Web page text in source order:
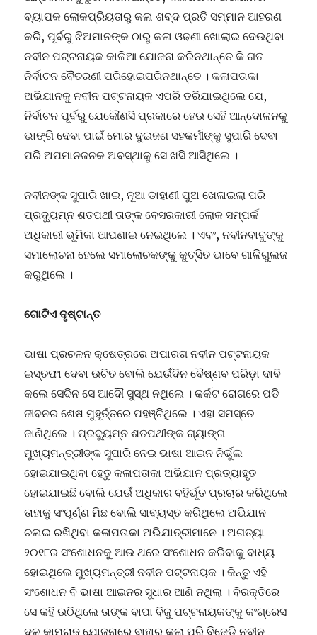
ବ୍ୟାପକ ଲୋକପ୍ରିୟତାରୁ କଳା ଶବ୍ଦ ପ୍ରତି ସମ୍ମାନ ଆହରଣ
କରି, ପୂର୍ବରୁ ଝିଅମାନଙ୍କ ଠାରୁ କଳା ଓଢଣୀ ଖୋଲାଇ ଦେଉଥିବା
ନବୀନ ପଟ୍ଟନାୟକ କାଳିଆ ଯୋଜନା କରିନଥାନ୍ତେ କି ଗତ
ନିର୍ବାଚନ ବୈତରଣୀ ପରିହୋଇପରିନଥାନ୍ତେ । କଳାପତାକା
ଅଭିଯାନକୁ ନବୀନ ପଟ୍ଟନାୟକ ଏପରି ଡରିଯାଇଥିଲେ ଯେ,
ନିର୍ବାଚନ ପୂର୍ବରୁ ଯେକୌଣସି ପ୍ରକାରେ ହେଉ ସେହି ଆନ୍ଦୋଳନକୁ
ଭାଙ୍ଗି ଦେବା ପାଇଁ ମୋର ଦୁଇଜଣ ସହକର୍ମୀଙ୍କୁ ସୁପାରି ଦେବା
ପରି ଅପମାନଜନକ ଅବସ୍ଥାକୁ ସେ ଖସି ଆସିଥିଲେ ।
ନବୀନଙ୍କ ସୁପାରି ଖାଇ, ନୂଆ ଡାହାଣୀ ପୁଅ ଖେଳାଇଲା ପରି
ପ୍ରଦ୍ୟୁମ୍ନ ଶତପଥୀ ତାଙ୍କ ବେସରକାରୀ ଲୋକ ସମ୍ପର୍କ
ଅଧିକାରୀ ଭୂମିକା ଆପଣାଇ ନେଇଥିଲେ । ଏବଂ, ନବୀନବାବୁଙ୍କୁ
ସମାଲୋଚନା ହେଲେ ସମାଲୋଚକଙ୍କୁ କୁତ୍ସିତ ଭାବେ ଗାଳିଗୁଲଜ
କରୁଥିଲେ ।
ଗୋଟିଏ ଦୃଷ୍ଟାନ୍ତ
ଭାଷା ପ୍ରଚଳନ କ୍ଷେତ୍ରରେ ଅପାରଗ ନବୀନ ପଟ୍ଟନାୟକ
ଇସ୍ତଫା ଦେବା ଉଚିତ ବୋଲି ଯେଉଁଦିନ ବୈଷ୍ଣବ ପରିଡ଼ା ଦାବି
କଲେ ସେଦିନ ସେ ଆଦୌ ସୁସ୍ଥ ନଥିଲେ । କର୍କଟ ରୋଗରେ ପଡି
ଜୀବନର ଶେଷ ମୁହୂର୍ତ୍ତରେ ପହଞ୍ଚିଥିଲେ । ଏହା ସମସ୍ତେ
ଜାଣିଥିଲେ । ପ୍ରଦ୍ୟୁମ୍ନ ଶତପଥୀଙ୍କ ଗ୍ୟାଙ୍ଗ
ମୁଖ୍ୟମନ୍ତ୍ରୀଙ୍କ ସୁପାରି ନେଇ ଭାଷା ଆଇନ ନିର୍ଭୁଲ
ହୋଇଯାଇଥିବା ହେତୁ କଳାପତାକା ଅଭିଯାନ ପ୍ରତ୍ୟାହୃତ
ହୋଇଯାଇଛି ବୋଲି ଯେଉଁ ଅଧିକାର ବହିର୍ଭୂତ ପ୍ରଚାର କରିଥିଲେ
ତାହାକୁ ସଂପୂର୍ଣ୍ଣ ମିଛ ବୋଲି ସାବ୍ୟସ୍ତ କରିଥିଲେ ଅଭିଯାନ
ଚଳାଇ ରଖିଥିବା କଳାପତାକା ଅଭିଯାତ୍ରୀମାନେ । ଅଗତ୍ୟା
୨୦୧୮ର ସଂଶୋଧନକୁ ଆଉ ଥରେ ସଂଶୋଧନ କରିବାକୁ ବାଧ୍ୟ
ହୋଇଥିଲେ ମୁଖ୍ୟମନ୍ତ୍ରୀ ନବୀନ ପଟ୍ଟନାୟକ । କିନ୍ତୁ ଏହି
ସଂଶୋଧନ ବି ଭାଷା ଆଇନର ସୁଧାର ଆଣି ନଥିଲା । ବିରକ୍ତିରେ
ସେ କହି ଉଠିଥିଲେ ତାଙ୍କ ବାପା ବିଜୁ ପଟ୍ଟନାୟକଙ୍କୁ କଂଗ୍ରେସ
ଦଳ କାମରାଜ ଯୋଜନାରେ ବାହାର କଲା ପରି ବିଜେଡି ନବୀନ